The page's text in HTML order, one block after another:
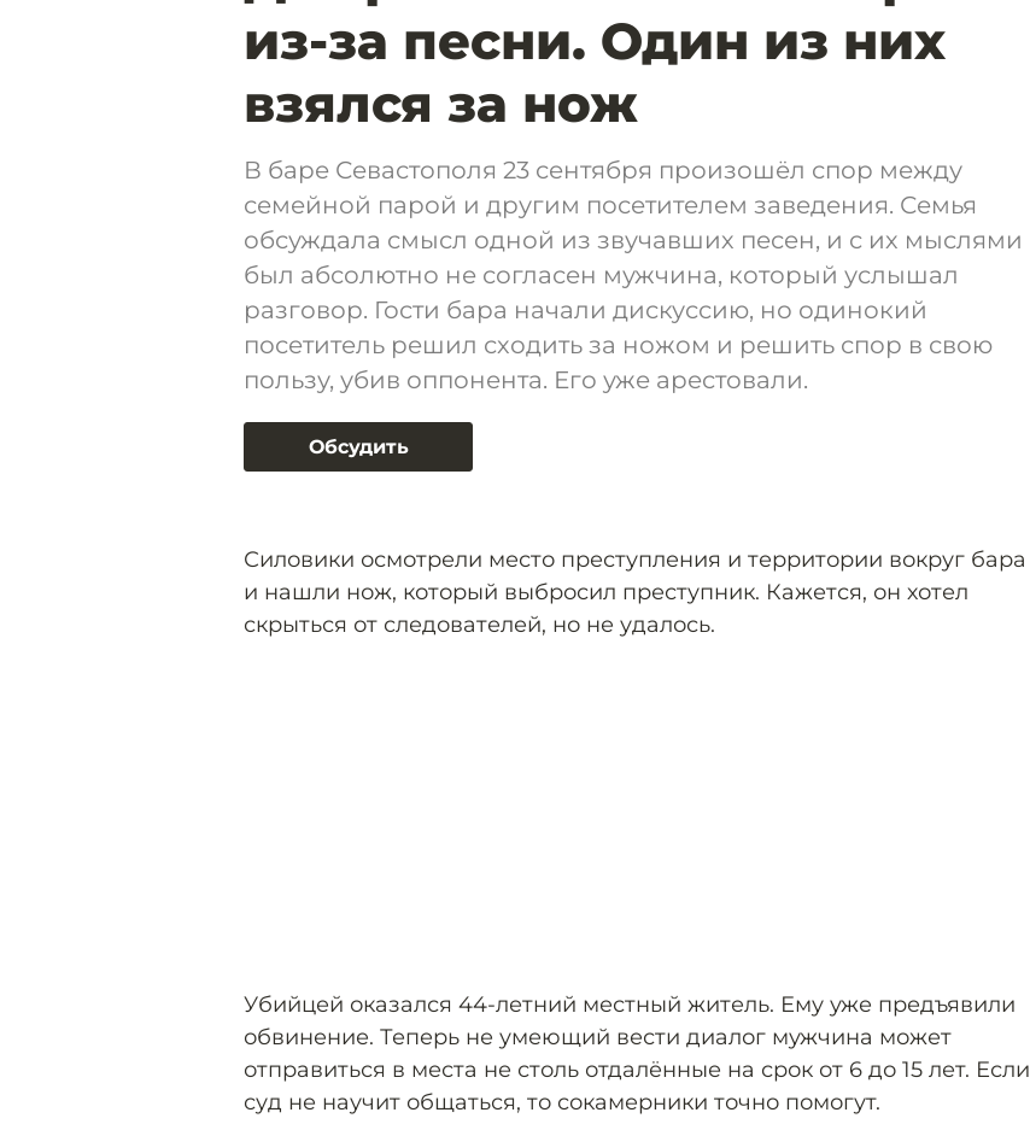
из-за песни. Один из них
взялся за нож
В баре Севастополя 23 сентября произошёл спор между
семейной парой и другим посетителем заведения. Семья
обсуждала смысл одной из звучавших песен, и с их мыслями
был абсолютно не согласен мужчина, который услышал
разговор. Гости бара начали дискуссию, но одинокий
посетитель решил сходить за ножом и решить спор в свою
пользу, убив оппонента. Его уже арестовали.
Обсудить
Силовики осмотрели место преступления и территории вокруг бара
и нашли нож, который выбросил преступник. Кажется, он хотел
скрыться от следователей, но не удалось.
Убийцей оказался 44-летний местный житель. Ему уже предъявили
обвинение. Теперь не умеющий вести диалог мужчина может
отправиться в места не столь отдалённые на срок от 6 до 15 лет. Если
суд не научит общаться, то сокамерники точно помогут.